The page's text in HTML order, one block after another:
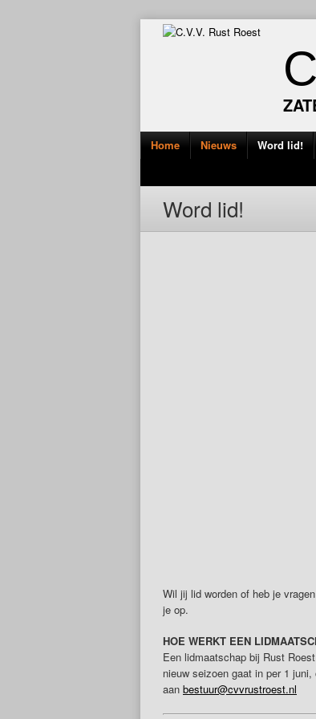
Home Nieuws Word lid!
Word lid!
Wil jij lid worden of heb je
je op.
HOE WERKT EEN
Een lidmaatschap bij Rust
nieuw seizoen gaat in per 1
aan bestuur@cvvrustroest.nl